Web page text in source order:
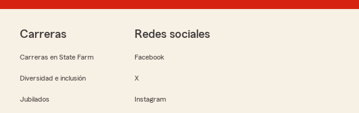
Carreras
Carreras en State Farm
Diversidad e inclusión
Jubilados
Redes sociales
Facebook
X
Instagram